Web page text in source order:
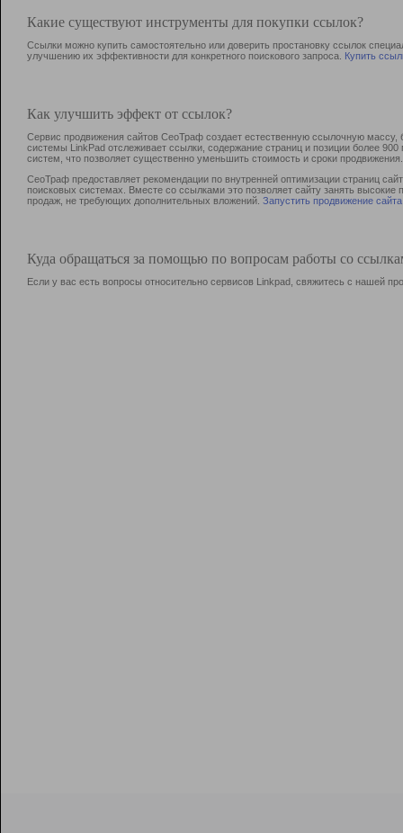
Какие существуют инструменты для покупки ссылок?
Ссылки можно купить самостоятельно или доверить простановку ссылок
улучшению их эффективности для конкретного поискового запроса. Купить
Как улучшить эффект от ссылок?
Сервис продвижения сайтов СеоТраф создает естественную ссылочную
системы LinkPad отслеживает ссылки, содержание страниц и позиции более
систем, что позволяет существенно уменьшить стоимость и сроки продвижения.
СеоТраф предоставляет рекомендации по внутренней оптимизации страниц
поисковых системах. Вместе со ссылками это позволяет сайту занять
продаж, не требующих дополнительных вложений. Запустить продвижение сайта
Куда обращаться за помощью по вопросам работы со
Если у вас есть вопросы относительно сервисов Linkpad, свяжитесь с нашей